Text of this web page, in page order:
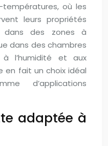
où les
leurs propriétés
dans des zones à
dans des chambres
à l’humidité et aux
en fait un choix idéal
d’applications
adaptée à